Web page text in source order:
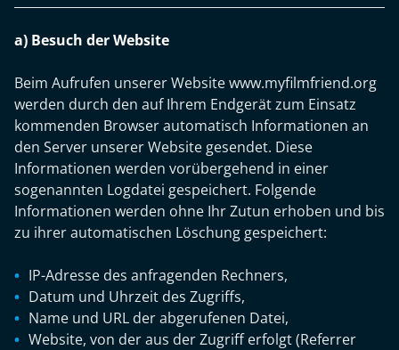
a) Besuch der Website
Beim Aufrufen unserer Website www.myfilmfriend.org
werden durch den auf Ihrem Endgerät zum Einsatz
kommenden Browser automatisch Informationen an
den Server unserer Website gesendet. Diese
Informationen werden vorübergehend in einer
sogenannten Logdatei gespeichert. Folgende
Informationen werden ohne Ihr Zutun erhoben und bis
zu ihrer automatischen Löschung gespeichert:
IP-Adresse des anfragenden Rechners,
Datum und Uhrzeit des Zugriffs,
Name und URL der abgerufenen Datei,
Website, von der aus der Zugriff erfolgt (Referrer